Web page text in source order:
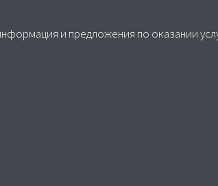
и предложения по оказании